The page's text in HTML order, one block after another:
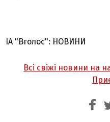
ІА "Вголос": НОВИНИ
Всі свіжі новини на